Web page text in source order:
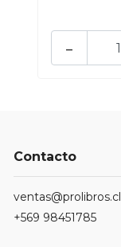
-
Contacto
ventas@prolibros.cl
+569 98451785